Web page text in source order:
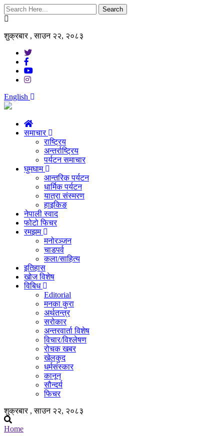
Search
शुक्रबार , साउन २२, २०८३
English
समाचार
राष्ट्रिय
अन्तर्राष्ट्रिय
पर्यटन समाचार
घुमघाम
आन्तरिक पर्यटन
धार्मिक पर्यटन
यात्रा संस्मरण
हाइकिङ
नेपाली स्वाद
फोटो फिचर
रमझम
मनोरञ्जन
चाडपर्व
कला/साहित्य
इतिहास
खोज विशेष
विबिध
Editorial
मनका कुरा
अर्थतन्त्र
सरोकार
अन्तरवार्ता विशेष
विचार/विश्लेषण
रोचक खबर
खेलकुद
धर्मसंस्कार
कानून
सौन्दर्य
फिचर
शुक्रबार , साउन २२, २०८३
Home